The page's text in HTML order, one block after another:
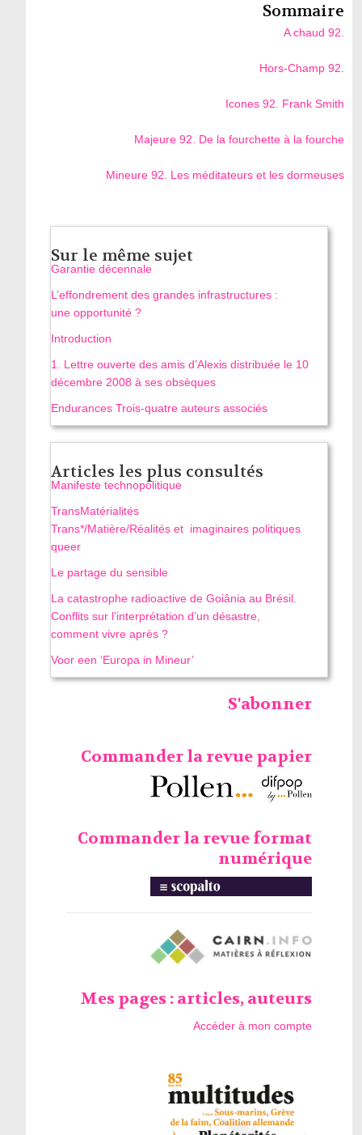
Sommaire
A chaud 92.
Hors-Champ 92.
Icones 92. Frank Smith
Majeure 92. De la fourchette à la fourche
Mineure 92. Les méditateurs et les dormeuses
Sur le même sujet
Garantie décennale
L’effondrement des grandes infrastructures :
une opportunité ?
Introduction
1. Lettre ouverte des amis d’Alexis distribuée le 10
décembre 2008 à ses obsèques
Endurances Trois-quatre auteurs associés
Articles les plus consultés
Manifeste technopolitique
TransMatérialités
Trans*/Matière/Réalités et imaginaires politiques
queer
Le partage du sensible
La catastrophe radioactive de Goiânia au Brésil.
Conflits sur l’interprétation d’un désastre,
comment vivre après ?
Voor een ‘Europa in Mineur’
S'abonner
Commander la revue papier
Commander la revue format
numérique
Mes pages : articles, auteurs
Accéder à mon compte